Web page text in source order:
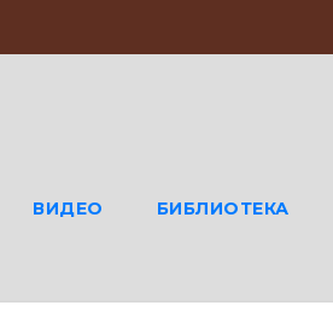
ВИДЕО БИБЛИОТЕКА